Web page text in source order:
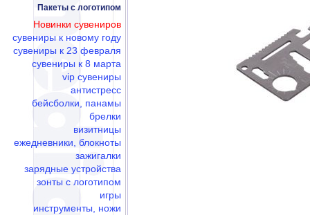
Пакеты с логотипом
Новинки сувениров
сувениры к новому году
сувениры к 23 февраля
сувениры к 8 марта
vip сувениры
антистресс
бейсболки, панамы
брелки
визитницы
ежедневники, блокноты
зажигалки
зарядные устройства
зонты с логотипом
игры
инструменты, ножи